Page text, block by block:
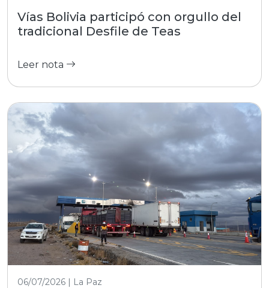
Vías Bolivia participó con orgullo del
tradicional Desfile de Teas
Leer nota
06/07/2026 | La Paz